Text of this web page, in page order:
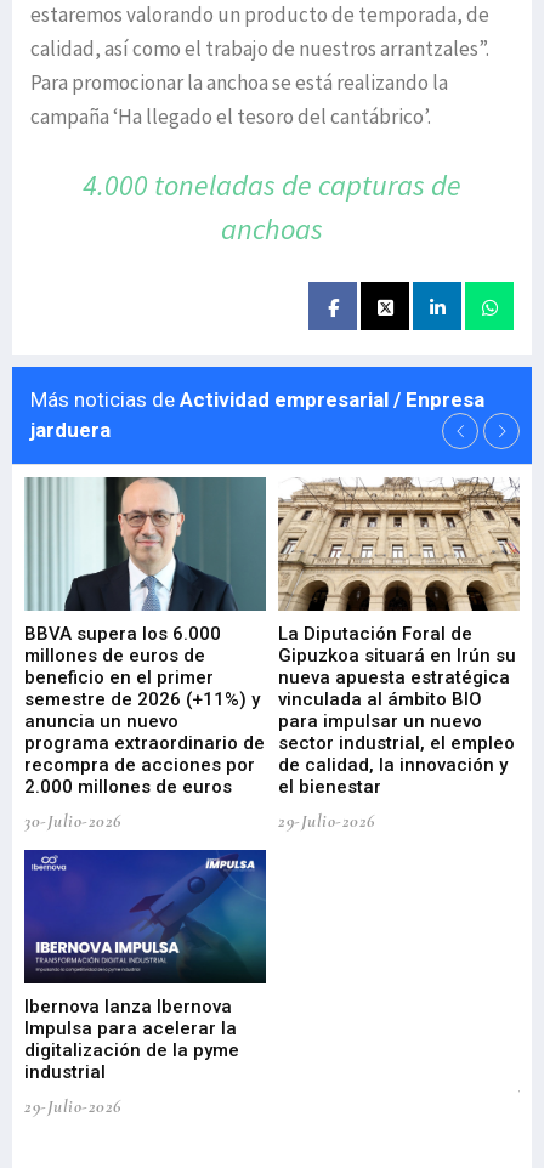
estaremos valorando un producto de temporada, de
calidad, así como el trabajo de nuestros arrantzales”.
Para promocionar la anchoa se está realizando la
campaña ‘Ha llegado el tesoro del cantábrico’.
4.000 toneladas de capturas de
anchoas
Más noticias de Actividad empresarial / Enpresa
jarduera
BBVA supera los 6.000
millones de euros de
beneficio en el primer
semestre de 2026 (+11%) y
anuncia un nuevo
programa extraordinario de
recompra de acciones por
2.000 millones de euros
30-Julio-2026
La Diputación Foral de
Gipuzkoa situará en Irún su
nueva apuesta estratégica
vinculada al ámbito BIO
para impulsar un nuevo
sector industrial, el empleo
de calidad, la innovación y
el bienestar
29-Julio-2026
Ibernova lanza Ibernova
Impulsa para acelerar la
digitalización de la pyme
industrial
29-Julio-2026